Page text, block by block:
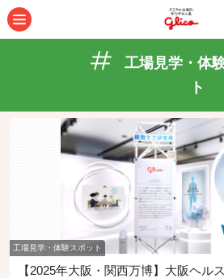
工場見学・体
ト
工場見学・体験スポット
【2025年大阪・関西万博】大阪ヘル